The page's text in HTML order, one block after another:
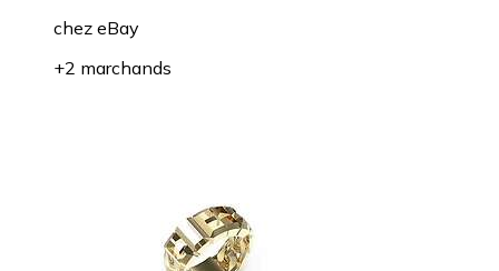
chez eBay
+2 marchands